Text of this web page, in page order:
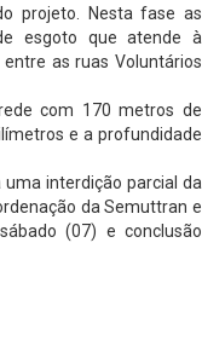
projeto. Nesta fase as
esgoto que atende à
as ruas Voluntários
com 170 metros de
e a profundidade
interdição parcial da
da Semuttran e
(07) e conclusão